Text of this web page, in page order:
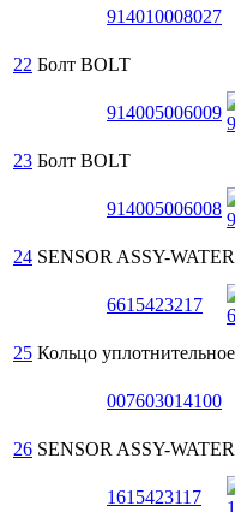
914010008027
22 Болт BOLT
914005006009
23 Болт BOLT
914005006008
24 SENSOR ASSY-
6615423217
25 Кольцо уплотнительное
007603014100
26 SENSOR ASSY-
1615423117